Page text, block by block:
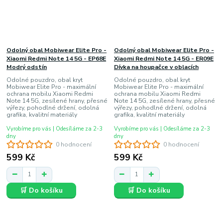
0 hodnocení
Odolný obal Mobiwear Elite Pro -
Xiaomi Redmi Note 14 5G - EP68E
Modrý odstín
Odolné pouzdro, obal kryt
Mobiwear Elite Pro - maximální
ochrana mobilu Xiaomi Redmi
Note 14 5G, zesílené hrany, přesné
výřezy, pohodlné držení, odolná
grafika, kvalitní materiály
599 Kč
Vyrobíme pro vás | Odesíláme za 2-3
dny
🛒 Do košíku
0 hodnocení
Odolný obal Mobiwear Elite Pro -
Xiaomi Redmi Note 14 5G - ER09E
Dívka na houpačce v oblacích
Odolné pouzdro, obal kryt
Mobiwear Elite Pro - maximální
ochrana mobilu Xiaomi Redmi
Note 14 5G, zesílené hrany, přesné
výřezy, pohodlné držení, odolná
grafika, kvalitní materiály
599 Kč
Vyrobíme pro vás | Odesíláme za 2-3
dny
🛒 Do košíku